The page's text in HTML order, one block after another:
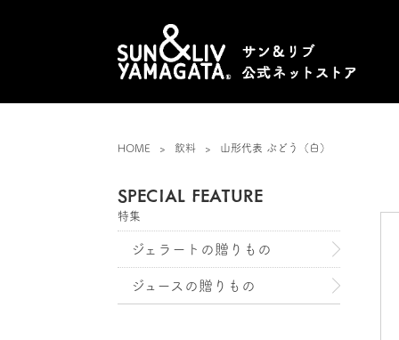
HOME 飲料 山形代表 ぶどう（白）
SPECIAL FEATURE
特集
ジェラートの贈りもの
ジュースの贈りもの